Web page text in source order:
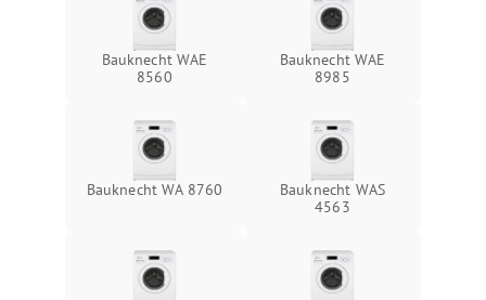
Bauknecht WAE
8560
Bauknecht WAE
8985
Bauknecht WA 8760
Bauknecht WAS
4563